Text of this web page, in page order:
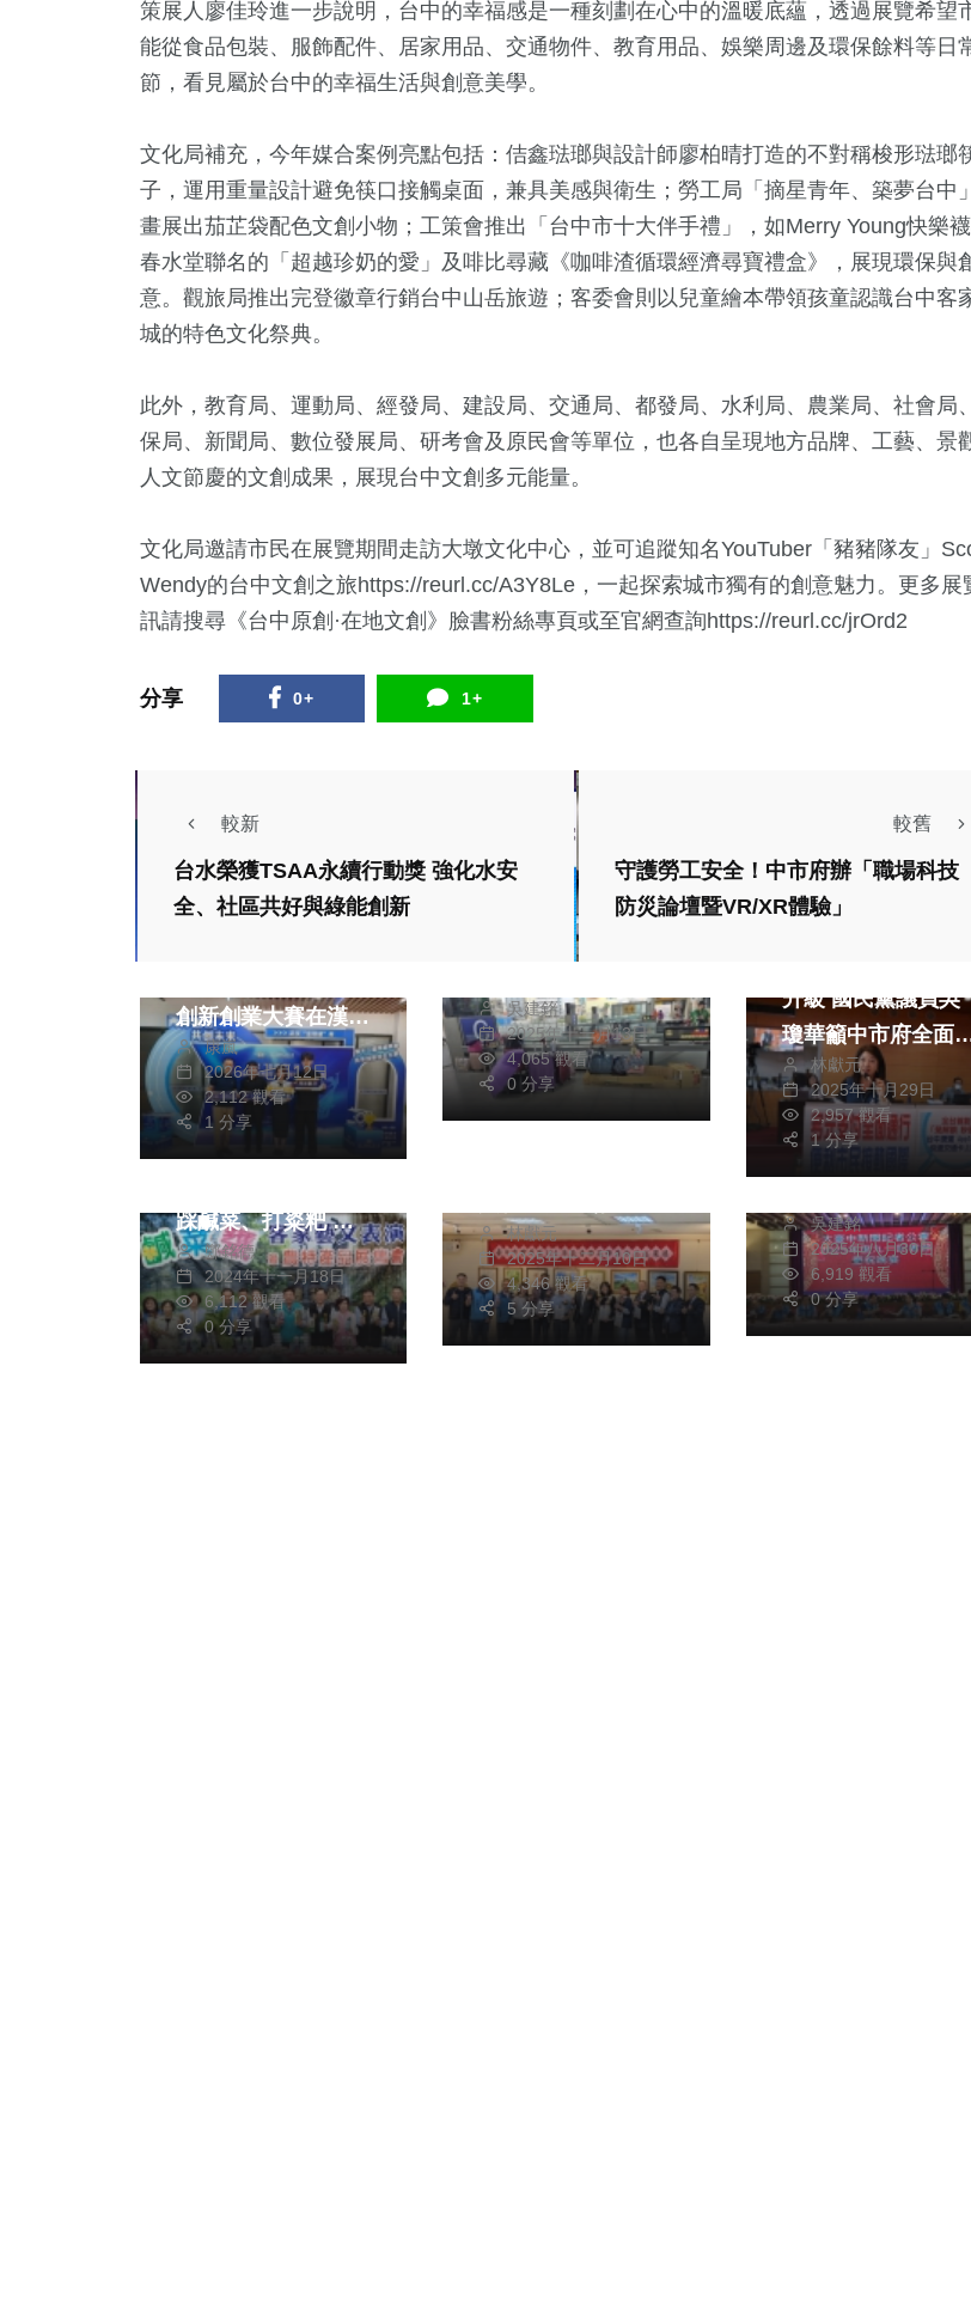
策展人廖佳玲進一步說明，台中的幸福感是一種刻劃在心中的溫暖底蘊，透過展覽希望
能從食品包裝、服飾配件、居家用品、交通物件、教育用品、娛樂周邊及環保餘料等日
節，看見屬於台中的幸福生活與創意美學。
文化局補充，今年媒合案例亮點包括：佶鑫琺瑯與設計師廖柏晴打造的不對稱梭形琺瑯
子，運用重量設計避免筷口接觸桌面，兼具美感與衛生；勞工局「摘星青年、築夢台中
畫展出茄芷袋配色文創小物；工策會推出「台中市十大伴手禮」，如Merry Young快樂
春水堂聯名的「超越珍奶的愛」及啡比尋藏《咖啡渣循環經濟尋寶禮盒》，展現環保與
意。觀旅局推出完登徽章行銷台中山岳旅遊；客委會則以兒童繪本帶領孩童認識台中客
城的特色文化祭典。
此外，教育局、運動局、經發局、建設局、交通局、都發局、水利局、農業局、社會局
保局、新聞局、數位發展局、研考會及原民會等單位，也各自呈現地方品牌、工藝、景
人文節慶的文創成果，展現台中文創多元能量。
文化局邀請市民在展覽期間走訪大墩文化中心，並可追蹤知名YouTuber「豬豬隊友」
Wendy的台中文創之旅https://reurl.cc/A3Y8Le ，一起探索城市獨有的創意魅力。更多展
訊請搜尋《台中原創·在地文創》臉書粉絲專頁或至官網查詢https://reurl.cc/jrOrd2
分享 0+ 1+
較新
台水榮獲TSAA永續行動獎 強化水安
全、社區共好與綠能創新
較舊
守護勞工安全！中市府辦「職場科技
防災論壇暨VR/XR體驗」
熱門 財經及消費
兩岸
創新創業大賽在漢舉
行 康嵐
2026年七月12日
2,112 觀看
1 分享
社會 生活
台中火車站周邊長期
有街友駐留、然而近
友在外出打工前、會
將個人物品仔細收納
裝箱、並放置於原先
休息的位置、現場稍
印象。
吳建銘
2025年十一月13日
4,065 觀看
0 分享
政治
升級 國民黨議員吳
瓊華籲中市府全面
升多元支付便利性
林獻元
2025年十月29日
2,957 觀看
1 分享
社會 生活
踩鹹菜、打粢粑 體
驗客家情
鄭銘德
2024年十一月18日
6,112 觀看
0 分享
藝文
會理事長黃國益邀請
各界觀展 鼓勵長者
終身學習
林獻元
2025年十二月10日
4,346 觀看
5 分享
社會 生活
大台中新聞記者公
舉辦「2025年九一
記者節慶祝大會」
祝台灣新聞工作者
專屬節日、現場高
吳建銘
2025年八月30日
6,919 觀看
0 分享
1560+ 4+
流專區
流專區